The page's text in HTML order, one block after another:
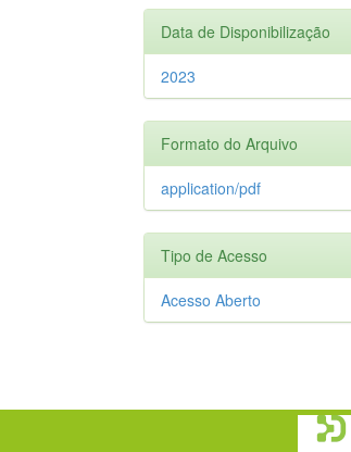
Data de Disponibilização
2023
Formato do Arquivo
application/pdf
Tipo de Acesso
Acesso Aberto